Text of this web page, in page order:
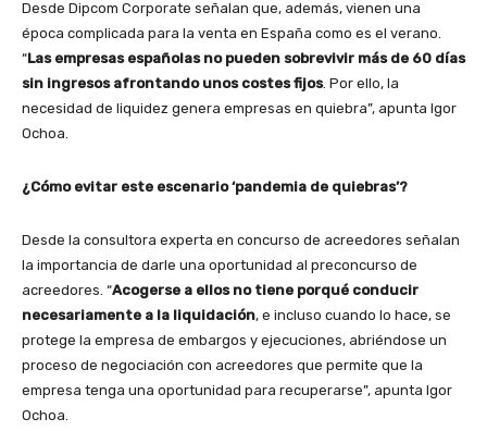
Desde Dipcom Corporate señalan que, además, vienen una
época complicada para la venta en España como es el verano.
“Las empresas españolas no pueden sobrevivir más de 60 días
sin ingresos afrontando unos costes fijos. Por ello, la
necesidad de liquidez genera empresas en quiebra”, apunta Igor
Ochoa.
¿Cómo evitar este escenario ‘pandemia de quiebras’?
Desde la consultora experta en concurso de acreedores señalan
la importancia de darle una oportunidad al preconcurso de
acreedores. “Acogerse a ellos no tiene porqué conducir
necesariamente a la liquidación, e incluso cuando lo hace, se
protege la empresa de embargos y ejecuciones, abriéndose un
proceso de negociación con acreedores que permite que la
empresa tenga una oportunidad para recuperarse”, apunta Igor
Ochoa.